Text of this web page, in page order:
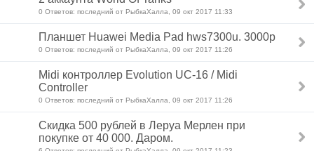
0 Ответов: последний от РыбкаХалла, 09 окт 2017 11:33
Планшет Huawei Media Pad hws7300u. 3000р
0 Ответов: последний от РыбкаХалла, 09 окт 2017 11:26
Midi контроллер Evolution UC-16 / Midi
Controller
0 Ответов: последний от РыбкаХалла, 09 окт 2017 11:26
Скидка 500 рублей в Леруа Мерлен при
покупке от 40 000. Даром.